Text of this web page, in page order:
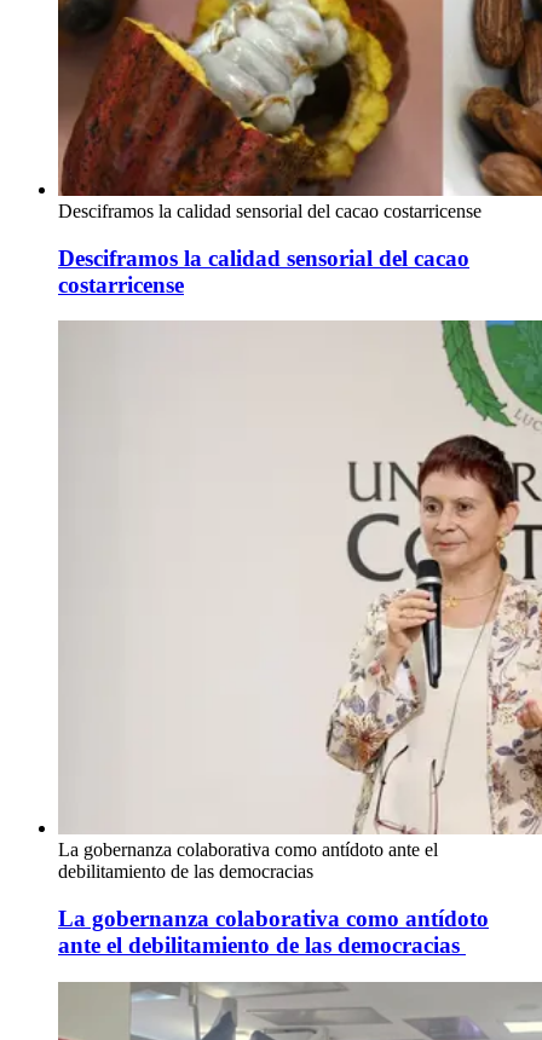
Desciframos la calidad sensorial del cacao costarricense
Desciframos la calidad sensorial del cacao
costarricense
La gobernanza colaborativa como antídoto ante el
debilitamiento de las democracias
La gobernanza colaborativa como antídoto
ante el debilitamiento de las democracias